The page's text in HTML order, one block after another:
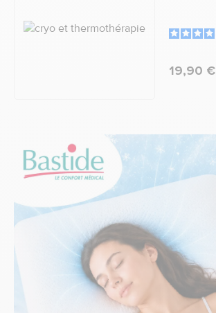
19,90 €